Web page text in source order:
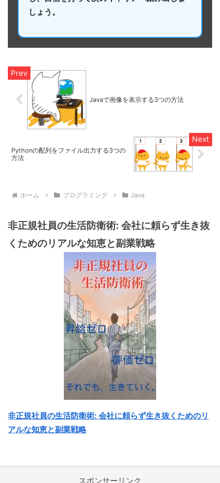
しょう。
Javaで画像を表示する3つの方法
Pythonの配列をファイル出力する3つの
方法
ホーム プログラミング Java
非正規社員の生活防衛術: 会社に頼らず生き抜
くためのリアルな知恵と副業戦略
非正規社員の生活防衛術: 会社に頼らず生き抜くためのリ
アルな知恵と副業戦略
スポンサーリンク